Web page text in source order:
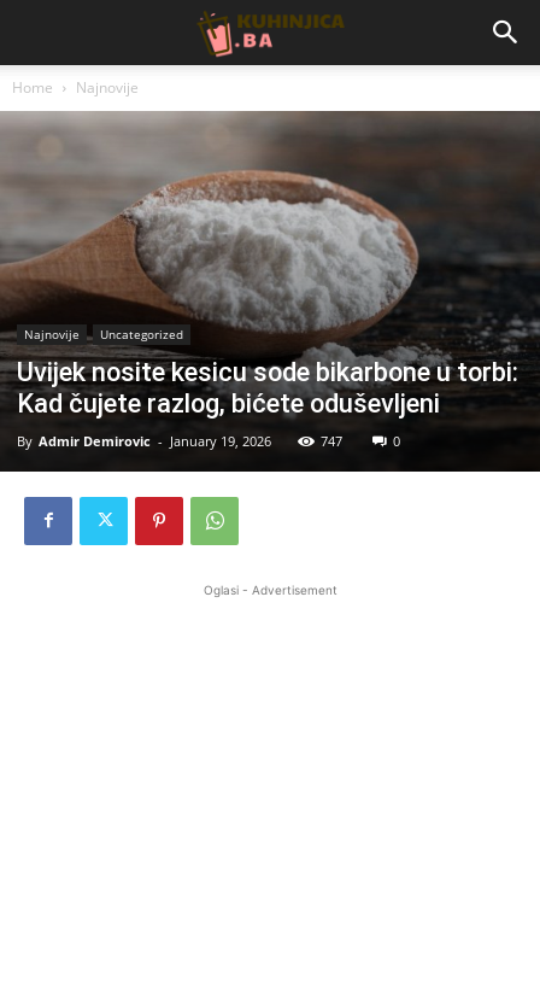
Home Najnovije
Najnovije Uncategorized
Uvijek nosite kesicu sode bikarbone u torbi:
Kad čujete razlog, bićete oduševljeni
By Admir Demirovic - January 19, 2026 747 0
Oglasi - Advertisement